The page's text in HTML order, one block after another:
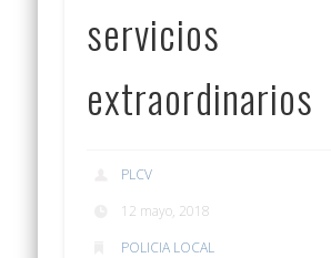
servicios
extraordinarios
PLCV
12 mayo, 2018
POLICIA LOCAL